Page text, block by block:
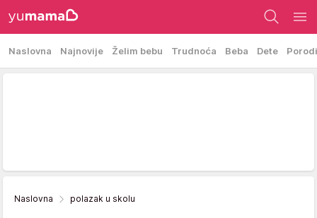
Naslovna Najnovije Želim bebu Trudnoća Beba Dete
Naslovna polazak u skolu